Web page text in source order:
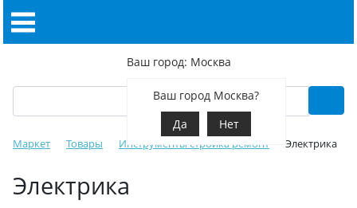
Ваш город: Москва
Ваш город Москва?
Да
Нет
Маркет Товары Инструменты стройка ремонт Электрика
Электрика